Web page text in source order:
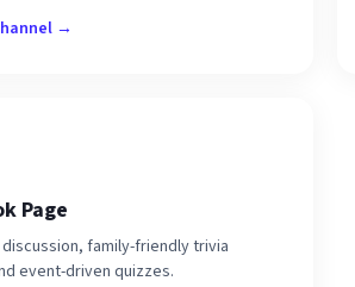
→
Page
family-friendly trivia
event-driven quizzes.